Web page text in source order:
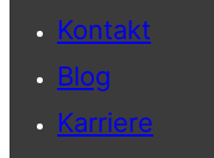
Kontakt
Blog
Karriere